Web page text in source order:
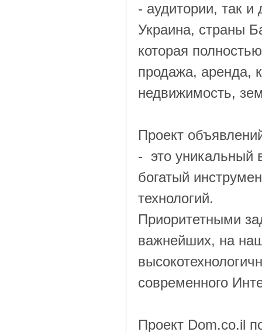
- аудитории, так
Украина, страны
которая
продажа, аренда,
недвижимость,
Проект
- это уникальный
богатый
технологий.
Приоритетными
важнейших, на наш
современного
Проект Dom.co.il